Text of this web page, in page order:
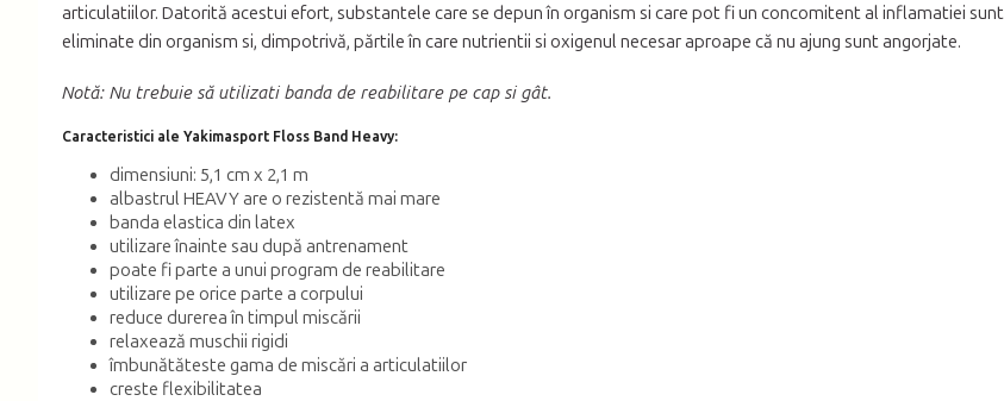
articulatiilor. Datorită acestui efort, substantele care se depun în organism si care pot fi un concomitent al inflamatiei sunt
eliminate din organism si, dimpotrivă, părtile în care nutrientii si oxigenul necesar aproape că nu ajung sunt angorjate.
Notă: Nu trebuie să utilizati banda de reabilitare pe cap si gât.
Caracteristici ale Yakimasport Floss Band Heavy:
dimensiuni: 5,1 cm x 2,1 m
albastrul HEAVY are o rezistentă mai mare
banda elastica din latex
utilizare înainte sau după antrenament
poate fi parte a unui program de reabilitare
utilizare pe orice parte a corpului
reduce durerea în timpul miscării
relaxează muschii rigidi
îmbunătăteste gama de miscări a articulatiilor
creste flexibilitatea